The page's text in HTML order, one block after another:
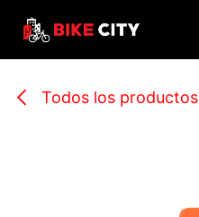
Todos los productos